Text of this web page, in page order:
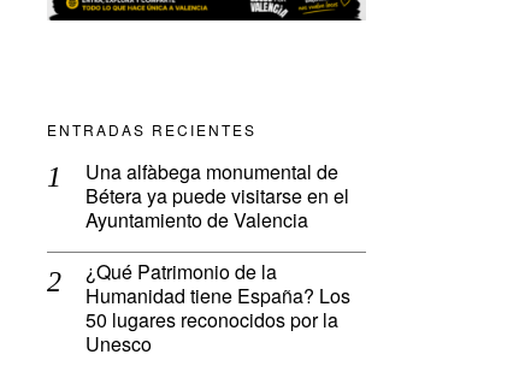
ENTRADAS RECIENTES
Una alfàbega monumental de
Bétera ya puede visitarse en el
Ayuntamiento de Valencia
¿Qué Patrimonio de la
Humanidad tiene España? Los
50 lugares reconocidos por la
Unesco